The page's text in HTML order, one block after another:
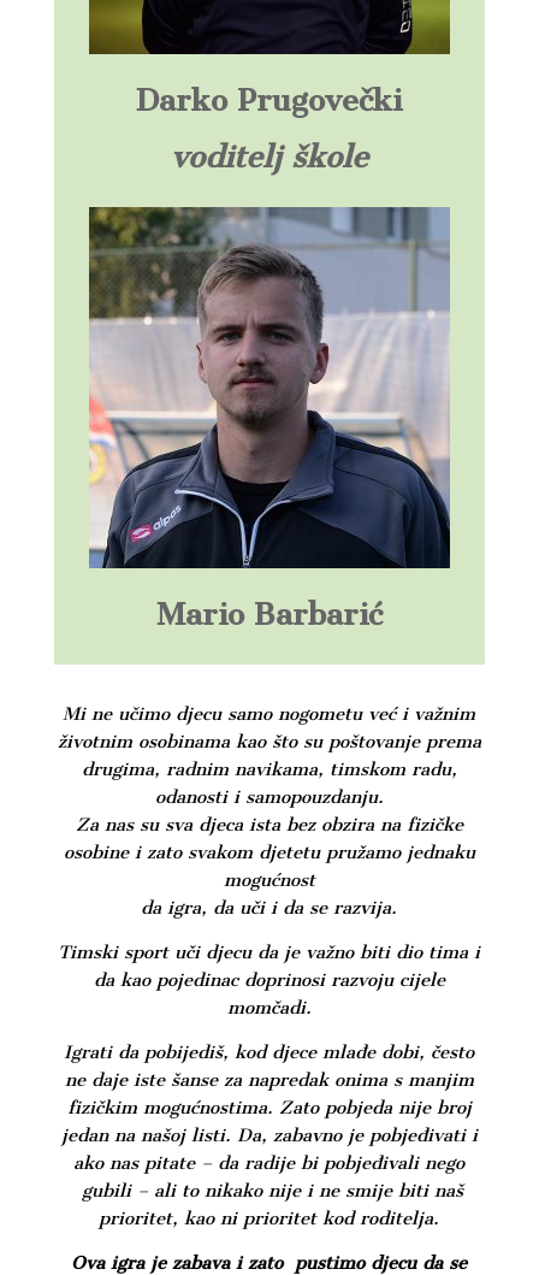
Darko Prugovečki
voditelj škole
Mario Barbarić
Mi ne učimo djecu samo nogometu već i važnim
životnim osobinama kao što su poštovanje prema
drugima, radnim navikama, timskom radu,
odanosti i samopouzdanju.
Za nas su sva djeca ista bez obzira na fizičke
osobine i zato svakom djetetu pružamo jednaku
mogućnost
da igra, da uči i da se razvija.
Timski sport uči djecu da je važno biti dio tima i
da kao pojedinac doprinosi razvoju cijele
momčadi.
Igrati da pobijediš, kod djece mlađe dobi, često
ne daje iste šanse za napredak onima s manjim
fizičkim mogućnostima. Zato pobjeda nije broj
jedan na našoj listi. Da, zabavno je pobjeđivati i
ako nas pitate – da radije bi pobjeđivali nego
gubili – ali to nikako nije i ne smije biti naš
prioritet, kao ni prioritet kod roditelja.
Ova igra je zabava i zato pustimo djecu da se